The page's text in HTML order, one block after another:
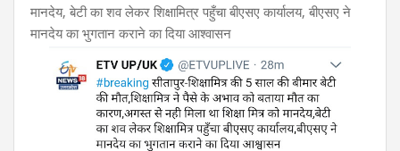
मानदेय, बेटी का शव लेकर शिक्षामित्र पहुँचा बीएसए कार्यालय, बीएसए ने
मानदेय का भुगतान कराने का दिया आश्वासन